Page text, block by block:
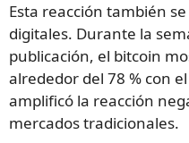
Esta reacción también
digitales. Durante la
publicación, el bitcoin
alrededor del 78 % con
amplificó la reacción
mercados tradicionales.